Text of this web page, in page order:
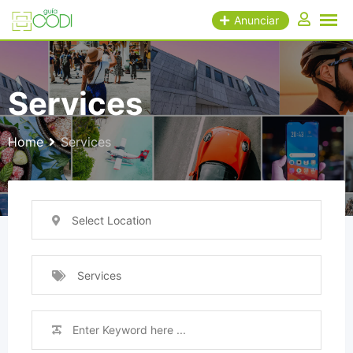
Skip
Anunciar
Services
Home Services
Select Location
Services